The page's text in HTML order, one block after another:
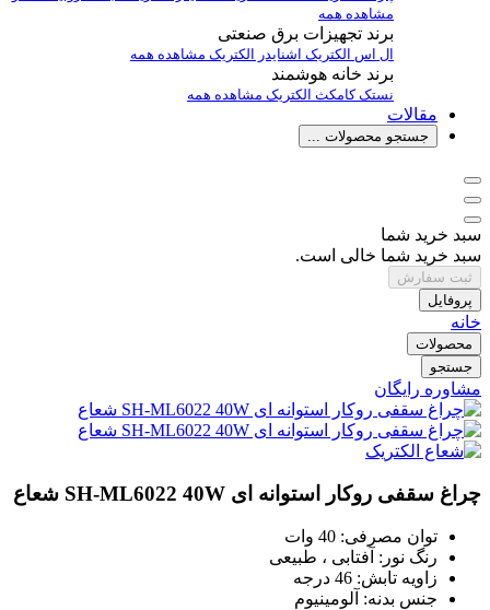
مشاهده همه
برند تجهیزات برق صنعتی
ال اس الکتریک اشنایدر الکتریک مشاهده همه
برند خانه هوشمند
نستککامکث الکتریک مشاهده همه
مقالات
جستجو محصولات ...
سبد خرید شما
سبد خرید شما خالی است.
ثبت سفارش
پروفایل
خانه
محصولات
جستجو
مشاوره رایگان
چراغ سقفی روکار استوانه ای SH-ML6022 40W شعاع
توان مصرفی: 40 وات
رنگ نور: آفتابی ، طبیعی
زاویه تابش: 46 درجه
جنس بدنه: آلومینیوم